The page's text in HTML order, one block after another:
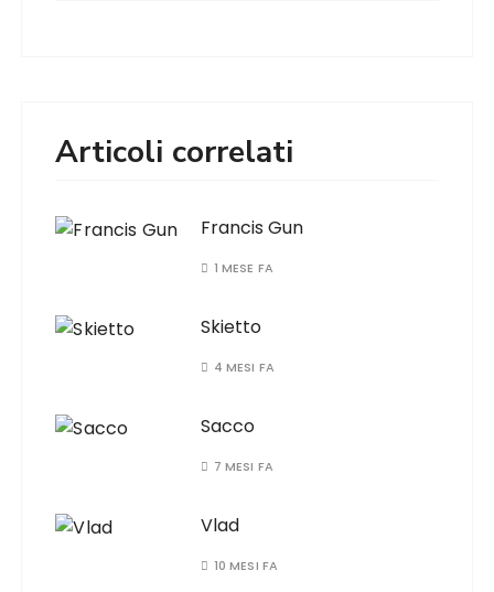
Articoli correlati
Francis Gun
1 MESE FA
Skietto
4 MESI FA
Sacco
7 MESI FA
Vlad
10 MESI FA